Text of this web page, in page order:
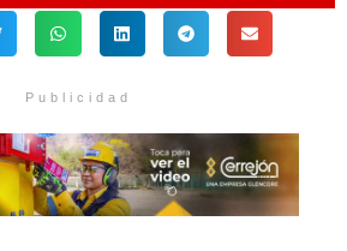
Publicidad